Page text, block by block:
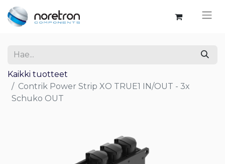
Kaikki tuotteet
Contrik Power Strip XO TRUE1 IN/OUT - 3x
Schuko OUT